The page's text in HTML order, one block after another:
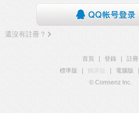
還沒有註冊？
首頁 登錄
註冊
標準版
觸屏版 電腦版
© Comsenz Inc.